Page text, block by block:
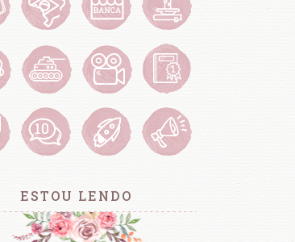
ESTOU LENDO